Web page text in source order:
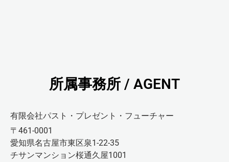
所属事務所 / AGENT
有限会社パスト・プレゼント・フューチャー
〒461-0001
愛知県名古屋市東区泉1-22-35
チサンマンション桜通久屋1001